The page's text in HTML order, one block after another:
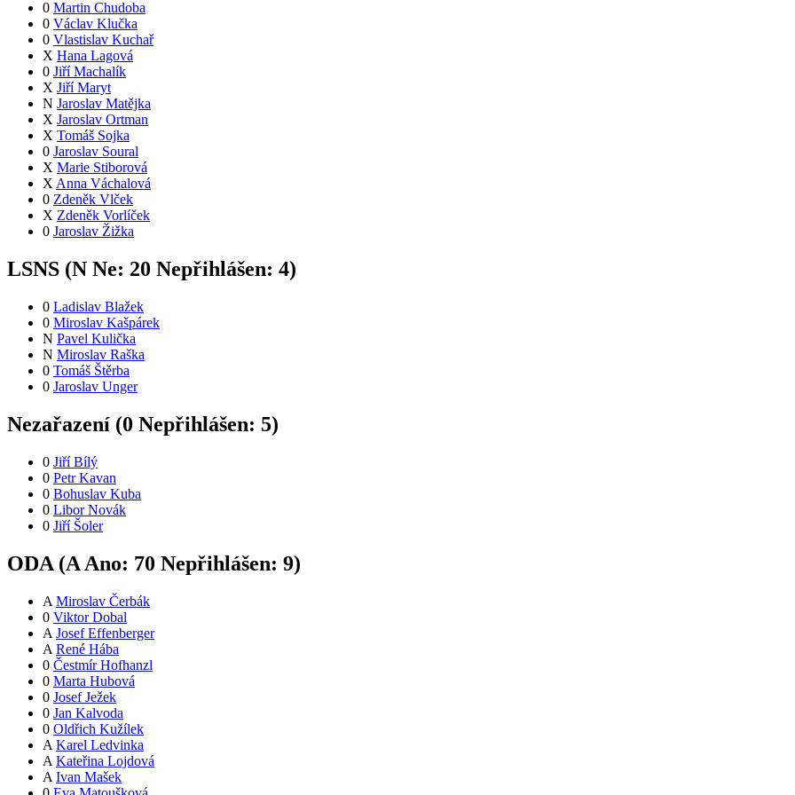
0 Martin Chudoba
0 Václav Klučka
0 Vlastislav Kuchař
X Hana Lagová
0 Jiří Machalík
X Jiří Maryt
N Jaroslav Matějka
X Jaroslav Ortman
X Tomáš Sojka
0 Jaroslav Soural
X Marie Stiborová
XAnna Váchalová
0 Zdeněk Vlček
X Zdeněk Vorlíček
0 Jaroslav Žižka
LSNS (N Ne: 20 Nepřihlášen: 4)
0 Ladislav Blažek
0 Miroslav Kašpárek
N Pavel Kulička
N Miroslav Raška
0 Tomáš Štěrba
0 Jaroslav Unger
Nezařazení (0 Nepřihlášen: 5)
0 Jiří Bílý
0 Petr Kavan
0 Bohuslav Kuba
0 Libor Novák
0 Jiří Šoler
ODA (A Ano: 70 Nepřihlášen: 9)
A Miroslav Čerbák
0 Viktor Dobal
A Josef Effenberger
A René Hába
0 Čestmír Hofhanzl
0 Marta Hubová
0 Josef Ježek
0 Jan Kalvoda
0 Oldřich Kužílek
A Karel Ledvinka
A Kateřina Lojdová
A Ivan Mašek